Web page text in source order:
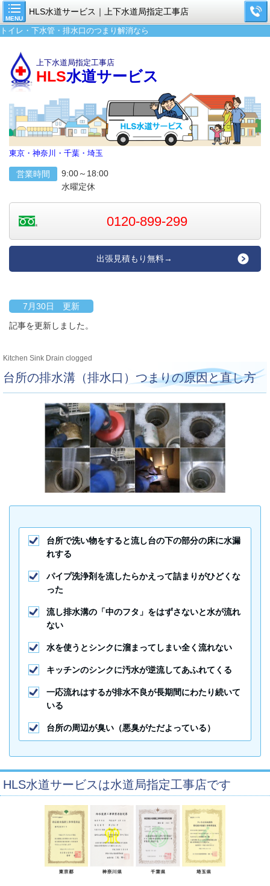
MENU
HLS水道サービス｜上下水道局指定工事店
トイレ・下水管・排水口のつまり解消なら
上下水道局指定工事店
HLS水道サービス
東京・神奈川・千葉・埼玉
営業時間
9:00～18:00
水曜定休
0120-899-299
出張見積もり無料→
7月30日 更新
記事を更新しました。
Kitchen Sink Drain clogged
台所の排水溝（排水口）つまりの原因と直し方
台所で洗い物をすると流し台の下の部分の床に水漏
れする
パイプ洗浄剤を流したらかえって詰まりがひどくな
った
流し排水溝の「中のフタ」をはずさないと水が流れ
ない
水を使うとシンクに溜まってしまい全く流れない
キッチンのシンクに汚水が逆流してあふれてくる
一応流れはするが排水不良が長期間にわたり続いて
いる
台所の周辺が臭い（悪臭がただよっている）
HLS水道サービスは水道局指定工事店です